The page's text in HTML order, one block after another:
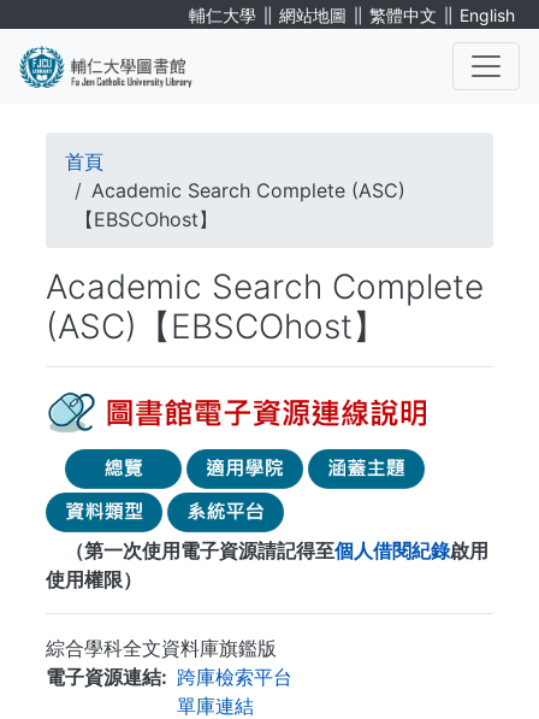
輔仁大學 ∥ 網站地圖 ∥ 繁體中文 ∥ English
導
航
結
首頁
Academic Search Complete (ASC)
【EBSCOhost】
Academic Search Complete
(ASC)【EBSCOhost】
（第一次使用電子資源請記得至個人借閱紀錄啟用
使用權限）
綜合學科全文資料庫旗鑑版
電子資源連結
跨庫檢索平台
單庫連結